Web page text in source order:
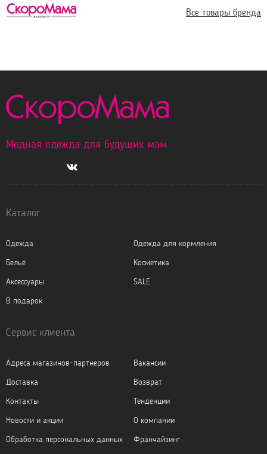
Все товары бренда
Модная одежда для будущих мам
Каталог
Одежда
Одежда для кормления
Бельё
Косметика
Аксессуары
SALE
В подарок
Сервис клиента
Адреса магазинов-партнеров
Вакансии
Доставка
Возврат
Контакты
Тенденции
Новости и акции
О компании
Обработка персональных данных
Франчайзинг